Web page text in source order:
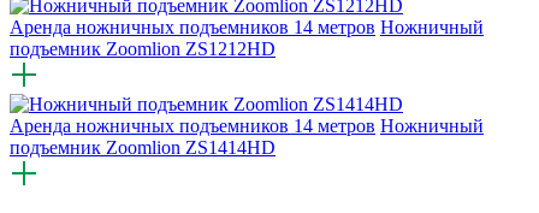
Аренда ножничных подъемников 14 метров Ножничный
подъемник Zoomlion ZS1212HD
Аренда ножничных подъемников 14 метров Ножничный
подъемник Zoomlion ZS1414HD